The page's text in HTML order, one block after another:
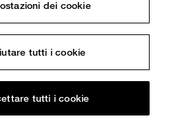
dei cookie
tutti i cookie
tutti i cookie